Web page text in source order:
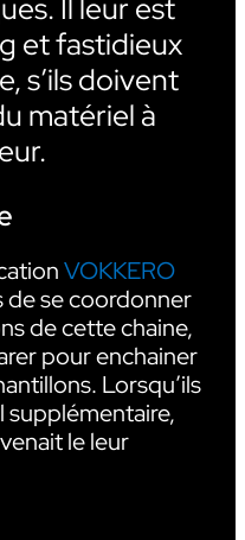
Il leur est
et fastidieux
s’ils doivent
matériel à
VOKKERO
de se coordonner
de cette chaine,
pour enchainer
Lorsqu’ils
supplémentaire,
le leur